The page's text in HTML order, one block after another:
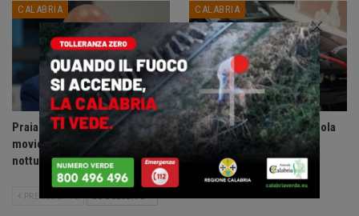
CALABRIA
Praia a Mare: ordinanza anti-
movida, vietate le uscite
notturne ai minori di 14 anni.
CALABRIA
Accoltella coetaneo alla gola
durante litigio, arrestato
sessantenne.
PRECEDENTE
×